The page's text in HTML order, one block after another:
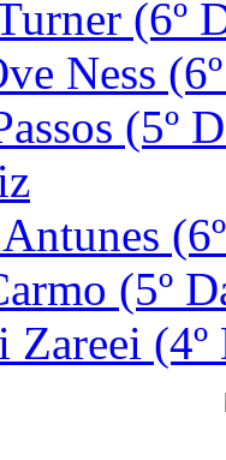
(6º
Ness
(5º
(5º
(4º